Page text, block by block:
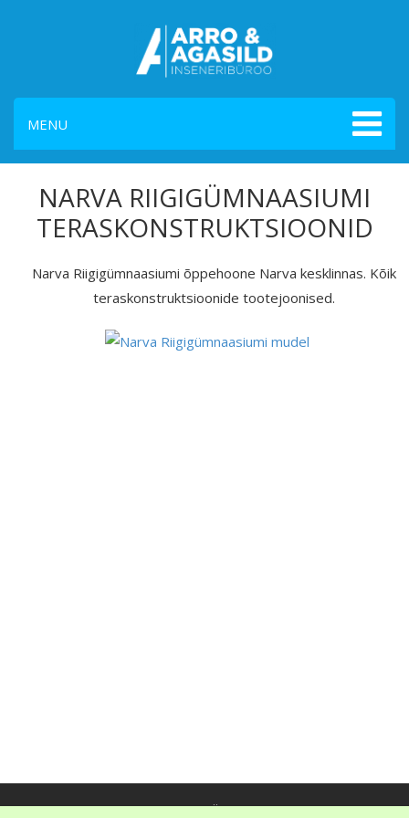
MENU
NARVA RIIGIGÜMNAASIUMI
TERASKONSTRUKTSIOONID
Narva Riigigümnaasiumi õppehoone Narva kesklinnas. Kõik
teraskonstruktsioonide tootejoonised.
Arro & Agasild Inseneribüroo OÜ